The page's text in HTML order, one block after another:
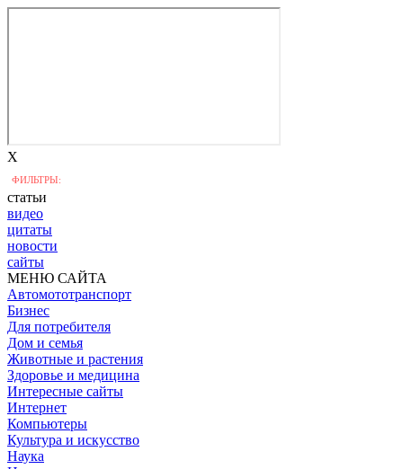
X
ФИЛЬТРЫ:
статьи
видео
цитаты
новости
сайты
МЕНЮ САЙТА
Автомототранспорт
Бизнес
Для потребителя
Дом и семья
Животные и растения
Здоровье и медицина
Интересные сайты
Интернет
Компьютеры
Культура и искусство
Наука